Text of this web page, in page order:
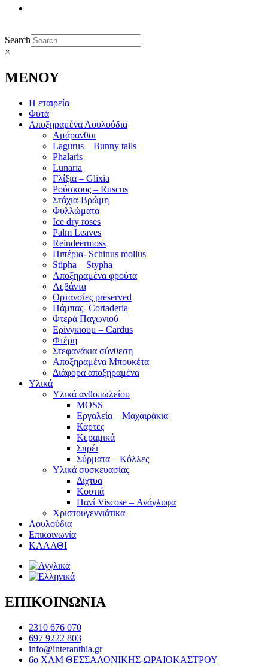
Search
×
ΜΕΝΟΥ
Η εταιρεία
Φυτά
Αποξηραμένα Λουλούδια
Αμάρανθοι
Lagurus – Bunny tails
Phalaris
Lunaria
Γλίξια – Glixia
Ρούσκους – Ruscus
Στάχια-Βρώμη
Φυλλώματα
Ice dry roses
Palm Leaves
Reindeermoss
Πιπέρια- Schinus mollus
Stipha – Stypha
Αποξηραμένα φρούτα
Λεβάντα
Ορτανσίες preserved
Πάμπας- Cortaderia
Φτερά Παγωνιού
Ερίνγκιουμ – Cardus
Φτέρη
Στεφανάκια σύνθεση
Αποξηραμένα Μπουκέτα
Διάφορα αποξηραμένα
Υλικά
Υλικά ανθοπωλείου
MOSS
Εργαλεία – Μαχαιράκια
Κάρτες
Κεραμικά
Σπρέι
Σύρματα – Κόλλες
Υλικά συσκευασίας
Δίχτυα
Κουτιά
Πανί Viscose – Ανάγλυφα
Χριστουγεννιάτικα
Λουλούδια
Επικοινωνία
ΚΑΛΑΘΙ
ΕΠΙΚΟΙΝΩΝΙΑ
2310 676 070
697 9222 803
info@interanthia.gr
6ο ΧΛΜ ΘΕΣΣΑΛΟΝΙΚΗΣ-ΩΡΑΙΟΚΑΣΤΡΟΥ